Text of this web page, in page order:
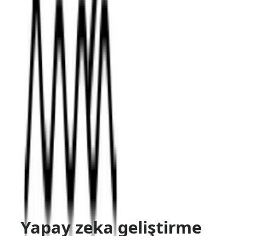
curl --
location
--request POST 'https://api.cometapi.com/
--header 'Authorization: Bearer {{api-
--header 'Content-Type: application/json' \
Ayrıca bakınızMidjourney'nin V1 Video Modeli Nasıl
Kullanılır?
SHARE THIS BLOG
Etiketler
Midjourney
Tek sohbet. Her şey harmanlanmış.
Ücretsiz deneyin
Yapay zeka geliştirme